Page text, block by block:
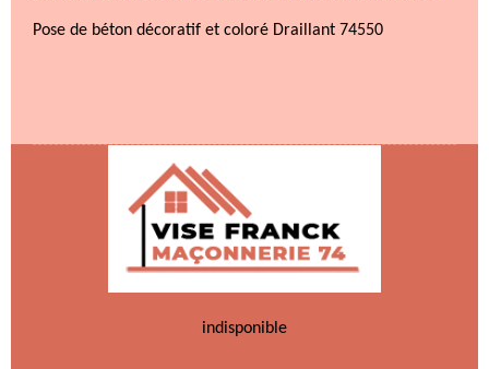
Pose de béton décoratif et coloré Draillant 74550
indisponible